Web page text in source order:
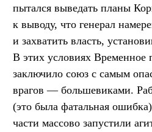
пытался выведать планы
к выводу, что генерал
и захватить власть,
В этих условиях Временное
заключило союз с самым
врагов — большевиками.
(это была фатальная
части массово запустили